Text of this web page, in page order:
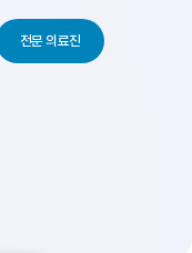
전문 의료진